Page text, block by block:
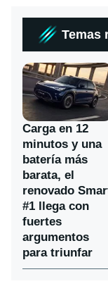
Temas
Carga en 12
minutos y una
batería más
barata, el
renovado
#1 llega con
fuertes
argumentos
para triunfar